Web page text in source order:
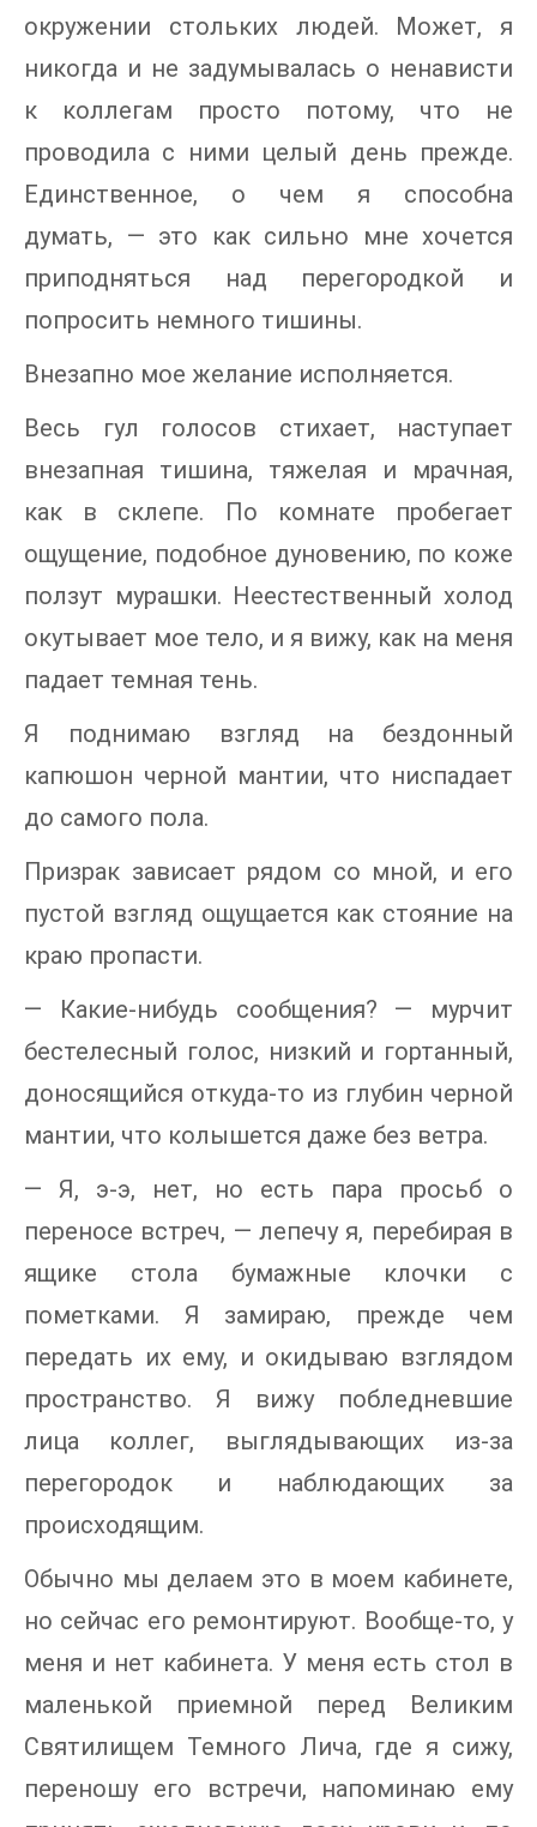
окружении стольких людей. Может, я
никогда и не задумывалась о ненависти
к коллегам просто потому, что не
проводила с ними целый день прежде.
Единственное, о чем я способна
думать, — это как сильно мне хочется
приподняться над перегородкой и
попросить немного тишины.
Внезапно мое желание исполняется.
Весь гул голосов стихает, наступает
внезапная тишина, тяжелая и мрачная,
как в склепе. По комнате пробегает
ощущение, подобное дуновению, по коже
ползут мурашки. Неестественный холод
окутывает мое тело, и я вижу, как на меня
падает темная тень.
Я поднимаю взгляд на бездонный
капюшон черной мантии, что ниспадает
до самого пола.
Призрак зависает рядом со мной, и его
пустой взгляд ощущается как стояние на
краю пропасти.
— Какие-нибудь сообщения? — мурчит
бестелесный голос, низкий и гортанный,
доносящийся откуда-то из глубин черной
мантии, что колышется даже без ветра.
— Я, э-э, нет, но есть пара просьб о
переносе встреч, — лепечу я, перебирая в
ящике стола бумажные клочки с
пометками. Я замираю, прежде чем
передать их ему, и окидываю взглядом
пространство. Я вижу побледневшие
лица коллег, выглядывающих из-за
перегородок и наблюдающих за
происходящим.
Обычно мы делаем это в моем кабинете,
но сейчас его ремонтируют. Вообще-то, у
меня и нет кабинета. У меня есть стол в
маленькой приемной перед Великим
Святилищем Темного Лича, где я сижу,
переношу его встречи, напоминаю ему